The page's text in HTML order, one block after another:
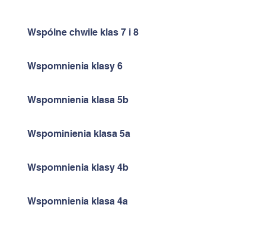
Wspólne chwile klas 7 i 8
Wspomnienia klasy 6
Wspomnienia klasa 5b
Wspominienia klasa 5a
Wspomnienia klasy 4b
Wspomnienia klasa 4a